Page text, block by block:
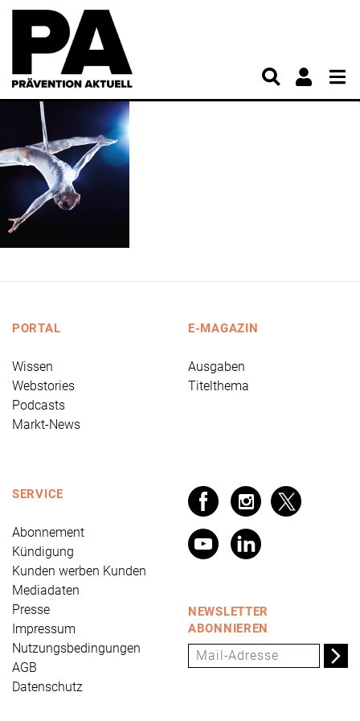
PORTAL
Wissen
Webstories
Podcasts
Markt-News
E-MAGAZIN
Ausgaben
Titelthema
SERVICE
Abonnement
Kündigung
Kunden werben Kunden
Mediadaten
Presse
Impressum
Nutzungsbedingungen
AGB
Datenschutz
NEWSLETTER
ABONNIEREN